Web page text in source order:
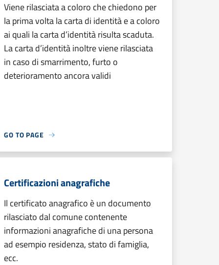
Viene rilasciata a coloro che chiedono per
la prima volta la carta di identità e a coloro
ai quali la carta d’identità risulta scaduta.
La carta d’identità inoltre viene rilasciata
in caso di smarrimento, furto o
deterioramento ancora validi
GO TO PAGE
Certificazioni anagrafiche
Il certificato anagrafico è un documento
rilasciato dal comune contenente
informazioni anagrafiche di una persona
ad esempio residenza, stato di famiglia,
ecc.